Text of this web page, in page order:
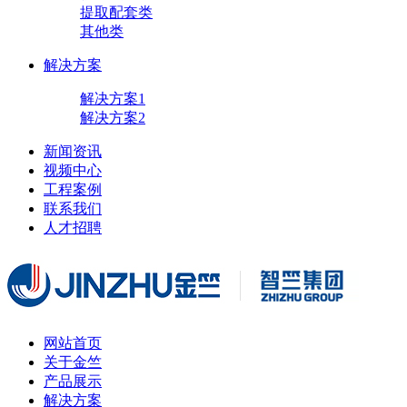
提取配套类
其他类
解决方案
解决方案1
解决方案2
新闻资讯
视频中心
工程案例
联系我们
人才招聘
网站首页
关于金竺
产品展示
解决方案